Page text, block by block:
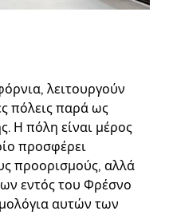
λειτουργούν
πόλεις παρά ως
Η πόλη είναι μέρος
προσφέρει
προορισμούς, αλλά
εντός του Φρέσνο
αυτών των